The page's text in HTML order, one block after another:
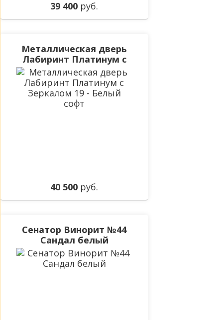
39 400 руб.
Металлическая дверь
Лабиринт Платинум с
Зеркалом 19 - Белый
софт
40 500 руб.
Сенатор Винорит №44
Сандал белый